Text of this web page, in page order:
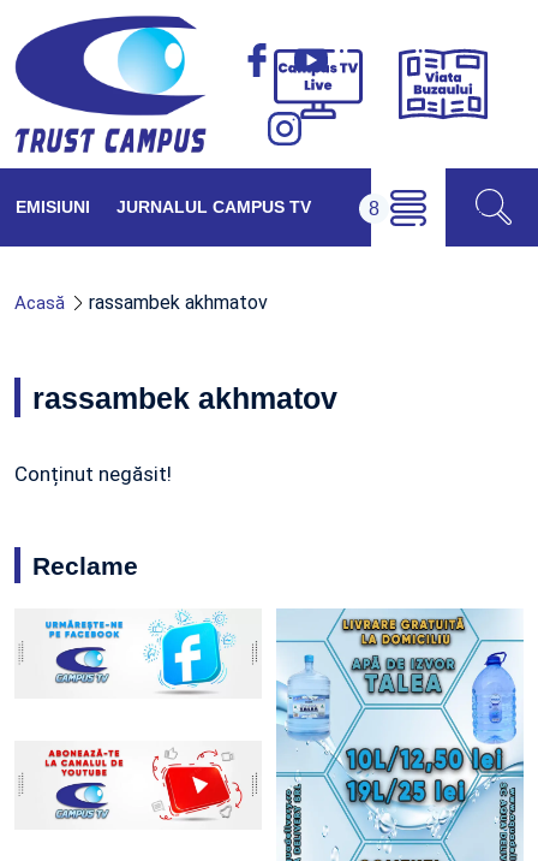
Campus
Viața
EMISIUNI JURNALUL CAMPUS TV
Acasă rassambek akhmatov
rassambek akhmatov
Conținut negăsit!
Reclame